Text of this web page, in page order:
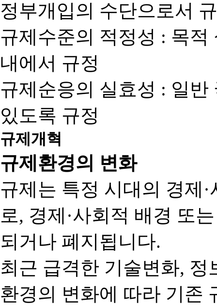
정부개입의 수단으로서
규제수준의 적정성 : 목
내에서 규정
규제순응의 실효성 : 일
있도록 규정
규제개혁
규제환경의 변화
규제는 특정 시대의 경제
로, 경제·사회적 배경 또
되거나 폐지됩니다.
최근 급격한 기술변화,
환경의 변화에 따라 기존